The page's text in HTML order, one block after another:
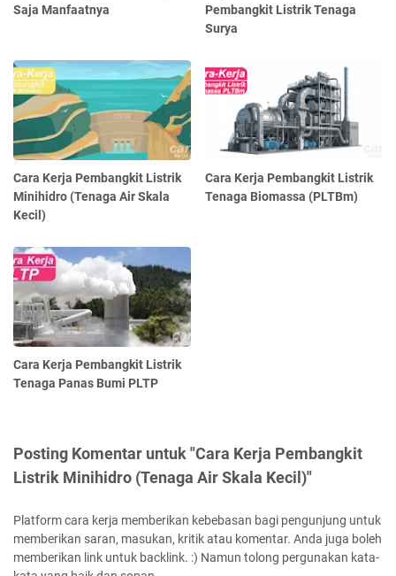
Saja Manfaatnya
Pembangkit Listrik Tenaga
Surya
Cara Kerja Pembangkit Listrik
Minihidro (Tenaga Air Skala
Kecil)
Cara Kerja Pembangkit Listrik
Tenaga Biomassa (PLTBm)
Cara Kerja Pembangkit Listrik
Tenaga Panas Bumi PLTP
Posting Komentar untuk "Cara Kerja Pembangkit
Listrik Minihidro (Tenaga Air Skala Kecil)"
Platform cara kerja memberikan kebebasan bagi pengunjung untuk
memberikan saran, masukan, kritik atau komentar. Anda juga boleh
memberikan link untuk backlink. :) Namun tolong pergunakan kata-